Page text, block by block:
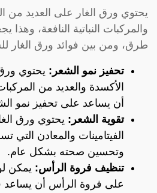
يحتوي ورق الغار على العديد من
والمركبات النباتية النافعة، وهذا
طرق، ومن بين فوائد ورق الغار
تحفيز نمو الشعر: يحتوي
الأكسدة والعديد من
أن يساعد على تحفيز نمو
تقوية الشعر: يحتوي ورق
الفيتامينات والمعادن التي
وتحسين صحته بشكل عام.
تنظيف فروة الرأس: يمكن
على فروة الرأس أن يساعد